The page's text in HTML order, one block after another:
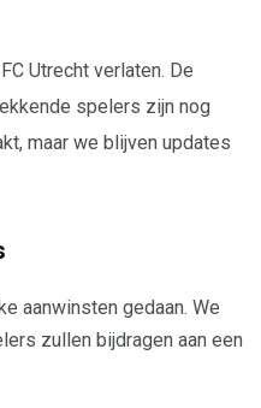
Utrecht verlaten. De
spelers zijn nog
maar we blijven updates
aanwinsten gedaan. We
zullen bijdragen aan een